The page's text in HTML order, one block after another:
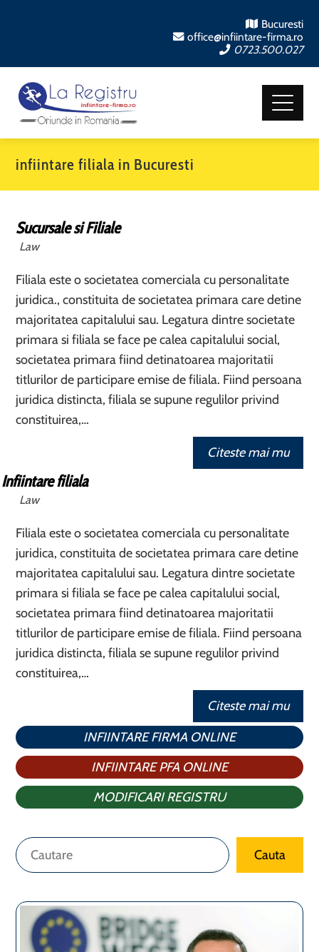
Bucuresti
office@infiintare-firma.ro
0723.500.027
infiintare filiala in Bucuresti
Sucursale si Filiale
Law
Filiala este o societatea comerciala cu personalitate
juridica., constituita de societatea primara care detine
majoritatea capitalului sau. Legatura dintre societate
primara si filiala se face pe calea capitalului social,
societatea primara fiind detinatoarea majoritatii
titlurilor de participare emise de filiala. Fiind persoana
juridica distincta, filiala se supune regulilor privind
constituirea,…
Citeste mai mu
Infiintare filiala
Law
Filiala este o societatea comerciala cu personalitate
juridica, constituita de societatea primara care detine
majoritatea capitalului sau. Legatura dintre societate
primara si filiala se face pe calea capitalului social,
societatea primara fiind detinatoarea majoritatii
titlurilor de participare emise de filiala. Fiind persoana
juridica distincta, filiala se supune regulilor privind
constituirea,…
Citeste mai mu
INFIINTARE FIRMA ONLINE
INFIINTARE PFA ONLINE
MODIFICARI REGISTRU
Caută Cauta